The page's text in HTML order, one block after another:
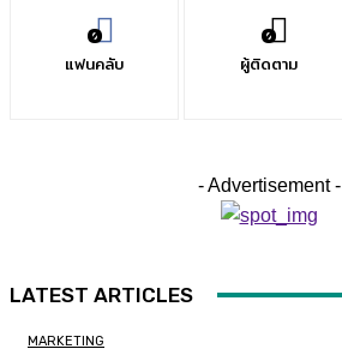
0
แฟนคลับ
0
ผู้ติดตาม
- Advertisement -
LATEST ARTICLES
MARKETING